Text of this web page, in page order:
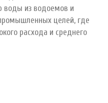
воды из водоемов и
целей, где
расхода и среднего